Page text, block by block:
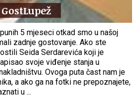
5 mjeseci otkad smo u našoj
zadnje gostovanje. Ako ste
Seida Serdarevića koji je
svoje viđenje stanja u
Ovoga puta čast nam je
a ako ga na fotki ne prepoznajete,
u ...